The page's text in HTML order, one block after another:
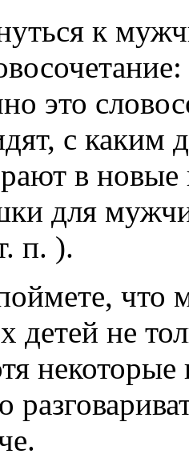
к
это
с каким
в новые
для
п. ).
детей не
некоторые